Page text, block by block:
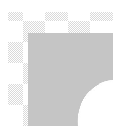
a
v
i
g
a